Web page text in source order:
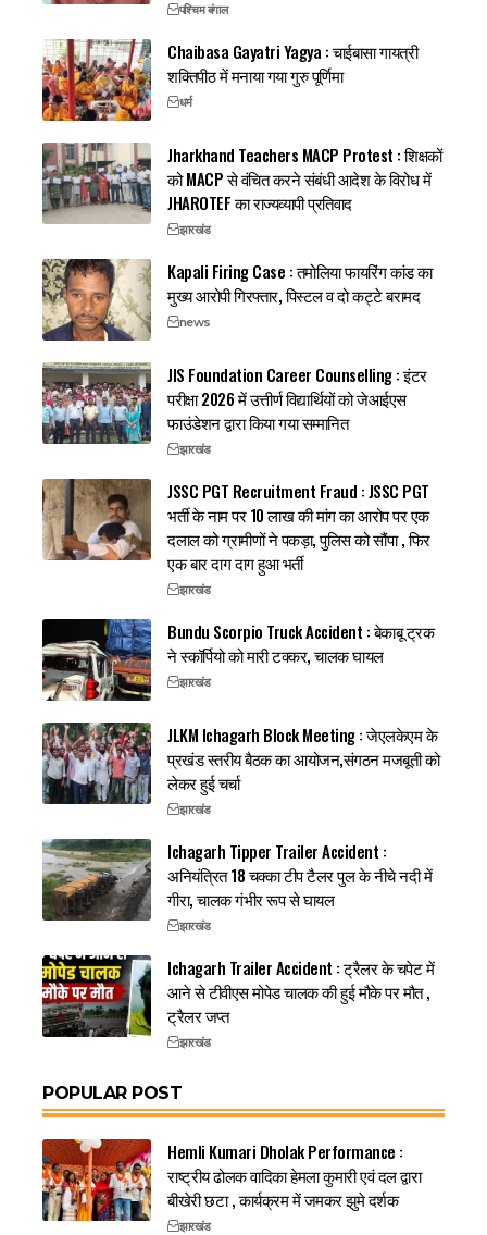
पश्चिम बंगाल
Chaibasa Gayatri Yagya : चाईबासा गायत्री
शक्तिपीठ में मनाया गया गुरु पूर्णिमा
धर्म
Jharkhand Teachers MACP Protest : शिक्षकों
को MACP से वंचित करने संबंधी आदेश के विरोध में
JHAROTEF का राज्यव्यापी प्रतिवाद
झारखंड
Kapali Firing Case : तमोलिया फायरिंग कांड का
मुख्य आरोपी गिरफ्तार, पिस्टल व दो कट्टे बरामद
news
JIS Foundation Career Counselling : इंटर
परीक्षा 2026 में उत्तीर्ण विद्यार्थियों को जेआईएस
फाउंडेशन द्वारा किया गया सम्मानित
झारखंड
JSSC PGT Recruitment Fraud : JSSC PGT
भर्ती के नाम पर 10 लाख की मांग का आरोप पर एक
दलाल को ग्रामीणों ने पकड़ा, पुलिस को सौंपा , फिर
एक बार दाग दाग हुआ भर्ती
झारखंड
Bundu Scorpio Truck Accident : बेकाबू ट्रक
ने स्कॉर्पियो को मारी टक्कर, चालक घायल
झारखंड
JLKM Ichagarh Block Meeting : जेएलकेएम के
प्रखंड स्तरीय बैठक का आयोजन,संगठन मजबूती को
लेकर हुई चर्चा
झारखंड
Ichagarh Tipper Trailer Accident :
अनियंत्रित 18 चक्का टीप टैलर पुल के नीचे नदी में
गीरा, चालक गंभीर रूप से घायल
झारखंड
Ichagarh Trailer Accident : ट्रैलर के चपेट में
आने से टीवीएस मोपेड चालक की हुई मौके पर मौत ,
ट्रैलर जप्त
झारखंड
POPULAR POST
Hemli Kumari Dholak Performance :
राष्ट्रीय ढोलक वादिका हेमला कुमारी एवं दल द्वारा
बीखेरी छटा , कार्यक्रम में जमकर झुमे दर्शक
झारखंड